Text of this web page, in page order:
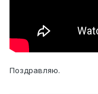
Поздравляю.